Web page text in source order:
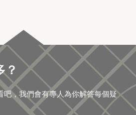
？
吧，我們會有專人為你解答每個疑